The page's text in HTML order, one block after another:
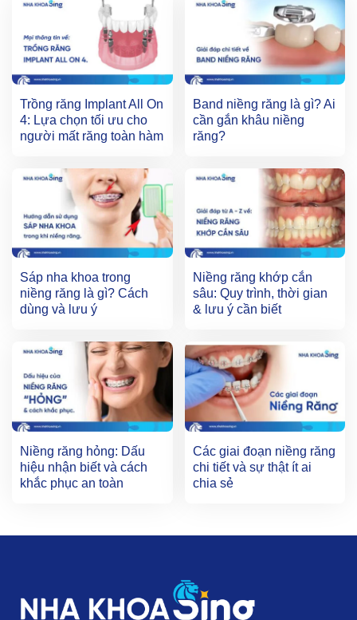
Trồng răng Implant All On
4: Lựa chọn tối ưu cho
người mất răng toàn hàm
Band niềng răng là gì? Ai
cần gắn khâu niềng
răng?
Sáp nha khoa trong
niềng răng là gì? Cách
dùng và lưu ý
Niềng răng khớp cắn
sâu: Quy trình, thời gian
& lưu ý cần biết
Niềng răng hỏng: Dấu
hiệu nhận biết và cách
khắc phục an toàn
Các giai đoạn niềng răng
chi tiết và sự thật ít ai
chia sẻ